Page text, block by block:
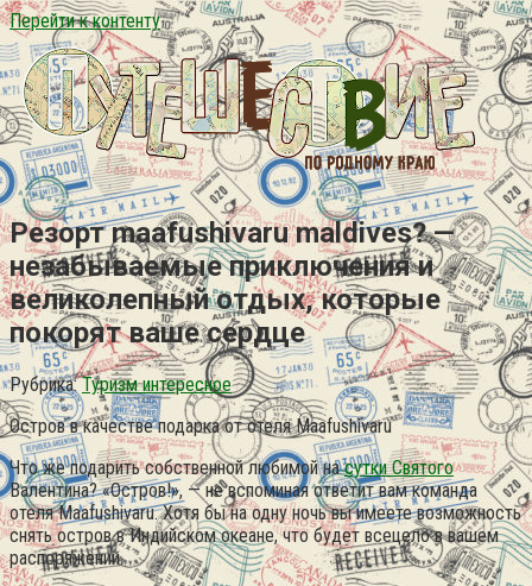
Перейти к контенту
Резорт maafushivaru maldives? —
незабываемые приключения и
великолепный отдых, которые
покорят ваше сердце
Рубрика: Туризм интересное
Остров в качестве подарка от отеля Maafushivaru
Что же подарить собственной любимой насутки Святого
Валентина? «Остров!», — не вспоминая ответит вам команда
отеля Maafushivaru. Хотя бы на одну ночь вы имеете возможность
снять остров в Индийском океане, что будет всецело в вашем
распоряжении.